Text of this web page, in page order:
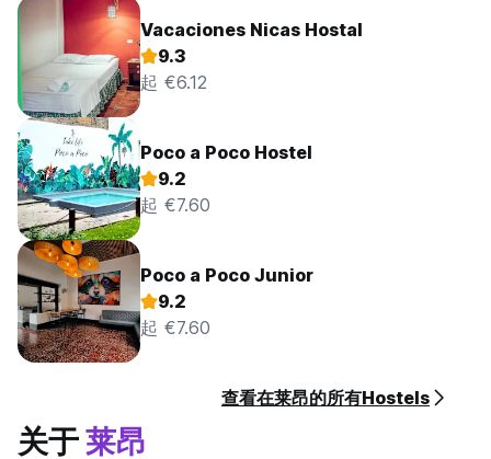
Vacaciones Nicas Hostal
9.3
起 €6.12
Poco a Poco Hostel
9.2
起 €7.60
Poco a Poco Junior
9.2
起 €7.60
查看在莱昂的所有Hostels
关于莱昂